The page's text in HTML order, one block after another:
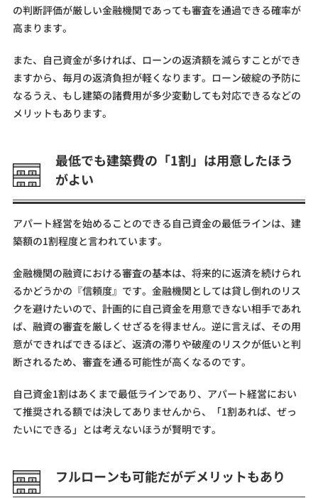
の判断評価が厳しい金融機関であっても審査を通過できる確率が
高まります。
また、自己資金が多ければ、ローンの返済額を減らすことができ
ますから、毎月の返済負担が軽くなります。ローン破綻の予防に
なるうえ、もし建築の諸費用が多少変動しても対応できるなどの
メリットもあります。
最低でも建築費の「1割」は用意したほう
がよい
アパート経営を始めることのできる自己資金の最低ラインは、建
築額の1割程度と言われています。
金融機関の融資における審査の基本は、将来的に返済を続けられ
るかどうかの『信頼度』です。金融機関としては貸し倒れのリス
クを避けたいので、計画的に自己資金を用意できない相手であれ
ば、融資の審査を厳しくせざるを得ません。逆に言えば、その用
意ができればできるほど、返済の滞りや破産のリスクが低いと判
断されるため、審査を通る可能性が高くなるのです。
自己資金1割はあくまで最低ラインであり、アパート経営におい
て推奨される額では決してありませんから、「1割あれば、ぜっ
たいにできる」とは考えないほうが賢明です。
フルローンも可能だがデメリットもあり